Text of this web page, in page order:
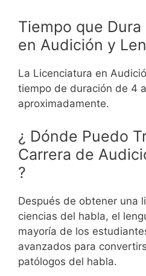
Tiempo que
en Audición y
La Licenciatura en
tiempo de duración de 4
aproximadamente.
¿ Dónde Puedo
Carrera de
?
Después de obtener una
ciencias del habla, el
mayoría de los
avanzados para
patólogos del habla.